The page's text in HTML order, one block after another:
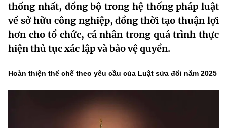
Sở Khoa học và Công nghệ
Chuyển đổi số
Bưu chính, Viễn thông
Tiêu chuẩn, đo lường, chất lượng
Năng lượng nguyên tử
Văn bản QPPL
Văn bản chỉ đạo điều hành
MST IOFFICE
THỐNG KÊ
thống nhất, đồng bộ trong hệ thống pháp luật
về sở hữu công nghiệp, đồng thời tạo thuận lợi
hơn cho tổ chức, cá nhân trong quá trình thực
hiện thủ tục xác lập và bảo vệ quyền.
Hoàn thiện thể chế theo yêu cầu của Luật sửa đổi năm 2025